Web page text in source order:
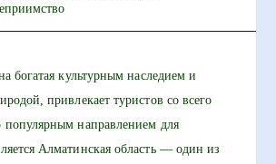
богатая культурным наследием и
привлекает туристов со всего
направлением для
Алматинская область — один из